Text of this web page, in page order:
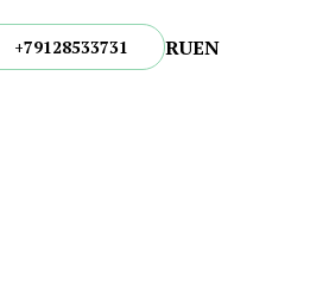
+79128533731 RUEN